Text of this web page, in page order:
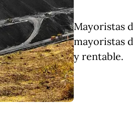
Mayoristas
mayoristas
y rentable.